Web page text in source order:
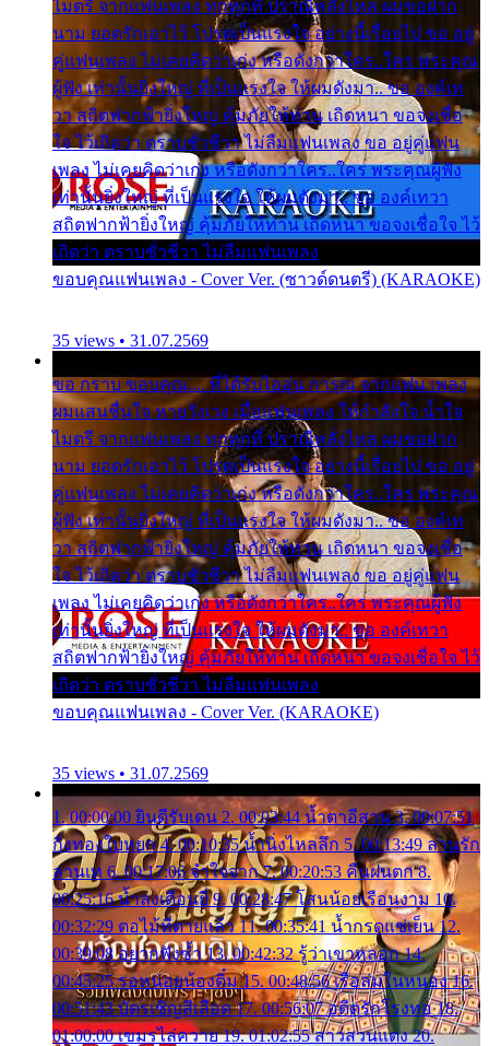
ไมตรี จากแฟนเพลง ทุกทุกที่ ปราณีหลั่งไหล ผมขอฝาก
นาม ยอดรักเอาไว้ โปรดเป็นแรงใจ อย่างนี้เรื่อยไป ขอ อยู่
คู่แฟนเพลง ไม่เคยคิดว่าเก่ง หรือดังกว่าใคร..ใคร พระคุณ
ผู้ฟัง เท่านั้นยิ่งใหญ่ ที่เป็นแรงใจ ให้ผมดังมา.. ขอ องค์เท
วา สถิตฟากฟ้ายิ่งใหญ่ คุ้มภัยให้ท่าน เถิดหนา ขอจงเชื่อ
ใจ ไว้เถิดว่า ตราบชั่วชีวา ไม่ลืมแฟนเพลง ขอ อยู่คู่แฟน
เพลง ไม่เคยคิดว่าเก่ง หรือดังกว่าใคร..ใคร พระคุณผู้ฟัง
เท่านั้นยิ่งใหญ่ ที่เป็นแรงใจ ให้ผมดังมา.. ขอ องค์เทวา
สถิตฟากฟ้ายิ่งใหญ่ คุ้มภัยให้ท่าน เถิดหนา ขอจงเชื่อใจ ไว้
เถิดว่า ตราบชั่วชีวา ไม่ลืมแฟนเพลง
ขอบคุณแฟนเพลง - Cover Ver. (ซาวด์ดนตรี) (KARAOKE)
35 views • 31.07.2569
ขอ กราบ ขอบคุณ.... ที่ได้รับไออุ่น การุณ จากแฟน เพลง
ผมแสนชื่นใจ หายวังเวง เมื่อแฟนเพลง ให้กำลังใจ น้ำใจ
ไมตรี จากแฟนเพลง ทุกทุกที่ ปราณีหลั่งไหล ผมขอฝาก
นาม ยอดรักเอาไว้ โปรดเป็นแรงใจ อย่างนี้เรื่อยไป ขอ อยู่
คู่แฟนเพลง ไม่เคยคิดว่าเก่ง หรือดังกว่าใคร..ใคร พระคุณ
ผู้ฟัง เท่านั้นยิ่งใหญ่ ที่เป็นแรงใจ ให้ผมดังมา.. ขอ องค์เท
วา สถิตฟากฟ้ายิ่งใหญ่ คุ้มภัยให้ท่าน เถิดหนา ขอจงเชื่อ
ใจ ไว้เถิดว่า ตราบชั่วชีวา ไม่ลืมแฟนเพลง ขอ อยู่คู่แฟน
เพลง ไม่เคยคิดว่าเก่ง หรือดังกว่าใคร..ใคร พระคุณผู้ฟัง
เท่านั้นยิ่งใหญ่ ที่เป็นแรงใจ ให้ผมดังมา.. ขอ องค์เทวา
สถิตฟากฟ้ายิ่งใหญ่ คุ้มภัยให้ท่าน เถิดหนา ขอจงเชื่อใจ ไว้
เถิดว่า ตราบชั่วชีวา ไม่ลืมแฟนเพลง
ขอบคุณแฟนเพลง - Cover Ver. (KARAOKE)
35 views • 31.07.2569
1. 00:00:00 ยินดีรับเดน 2. 00:03:44 น้ำตาอีสาน 3. 00:07:51
กิ่งทองใบหยก 4. 00:10:35 น้ำนิ่งไหลลึก 5. 00:13:49 ลานรัก
ลานเท 6. 00:17:06 จำใจจาก 7. 00:20:53 คืนฝนตก 8.
00:25:16 น้ำลงเดือนยี่ 9. 00:28:47 โสนน้อยเรือนงาม 10.
00:32:29 ตอไม้ที่ตายแล้ว 11. 00:35:41 น้ำกรดแช่เย็น 12.
00:39:08 อยากฟังซ้ำ 13. 00:42:32 รู้ว่าเขาหลอก 14.
00:45:25 รอหน่อยน้องติ๋ม 15. 00:48:56 เรือล่มในหนอง 16.
00:51:43 บัตรเชิญสีเลือด 17. 00:56:07 อดีตรักโรงทอ 18.
01:00:00 เขมรไล่ควาย 19. 01:02:55 สาวสวนแตง 20.